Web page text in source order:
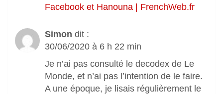
Facebook et Hanouna | FrenchWeb.fr
Simon dit :
30/06/2020 à 6 h 22 min
Je n’ai pas consulté le decodex de Le
Monde, et n’ai pas l’intention de le faire.
A une époque, je lisais régulièrement le